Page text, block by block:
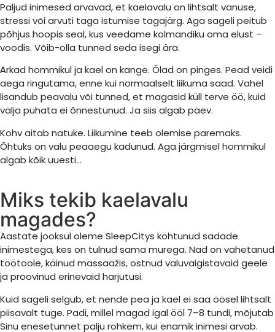
Paljud inimesed arvavad, et kaelavalu on lihtsalt vanuse,
stressi või arvuti taga istumise tagajärg. Aga sageli peitub
põhjus hoopis seal, kus veedame kolmandiku oma elust –
voodis. Võib-olla tunned seda isegi ära.
Ärkad hommikul ja kael on kange. Õlad on pinges. Pead veidi
aega ringutama, enne kui normaalselt liikuma saad. Vahel
lisandub peavalu või tunned, et magasid küll terve öö, kuid
välja puhata ei õnnestunud. Ja siis algab päev.
Kohv aitab natuke. Liikumine teeb olemise paremaks.
Õhtuks on valu peaaegu kadunud. Aga järgmisel hommikul
algab kõik uuesti…
Miks tekib kaelavalu
magades?
Aastate jooksul oleme SleepCitys kohtunud sadade
inimestega, kes on tulnud sama murega. Nad on vahetanud
töötoole, käinud massaažis, ostnud valuvaigistavaid geele
ja proovinud erinevaid harjutusi.
Kuid sageli selgub, et nende pea ja kael ei saa öösel lihtsalt
piisavalt tuge. Padi, millel magad igal ööl 7–8 tundi, mõjutab
Sinu enesetunnet palju rohkem, kui enamik inimesi arvab.